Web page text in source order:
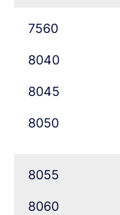
7560
8040
8045
8050
8055
8060